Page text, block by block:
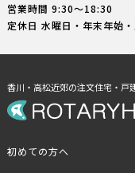
営業時間 9:30〜18:30
定休日 水曜日・年末年始
香川・高松近郊の注文住宅・戸
初めての方へ